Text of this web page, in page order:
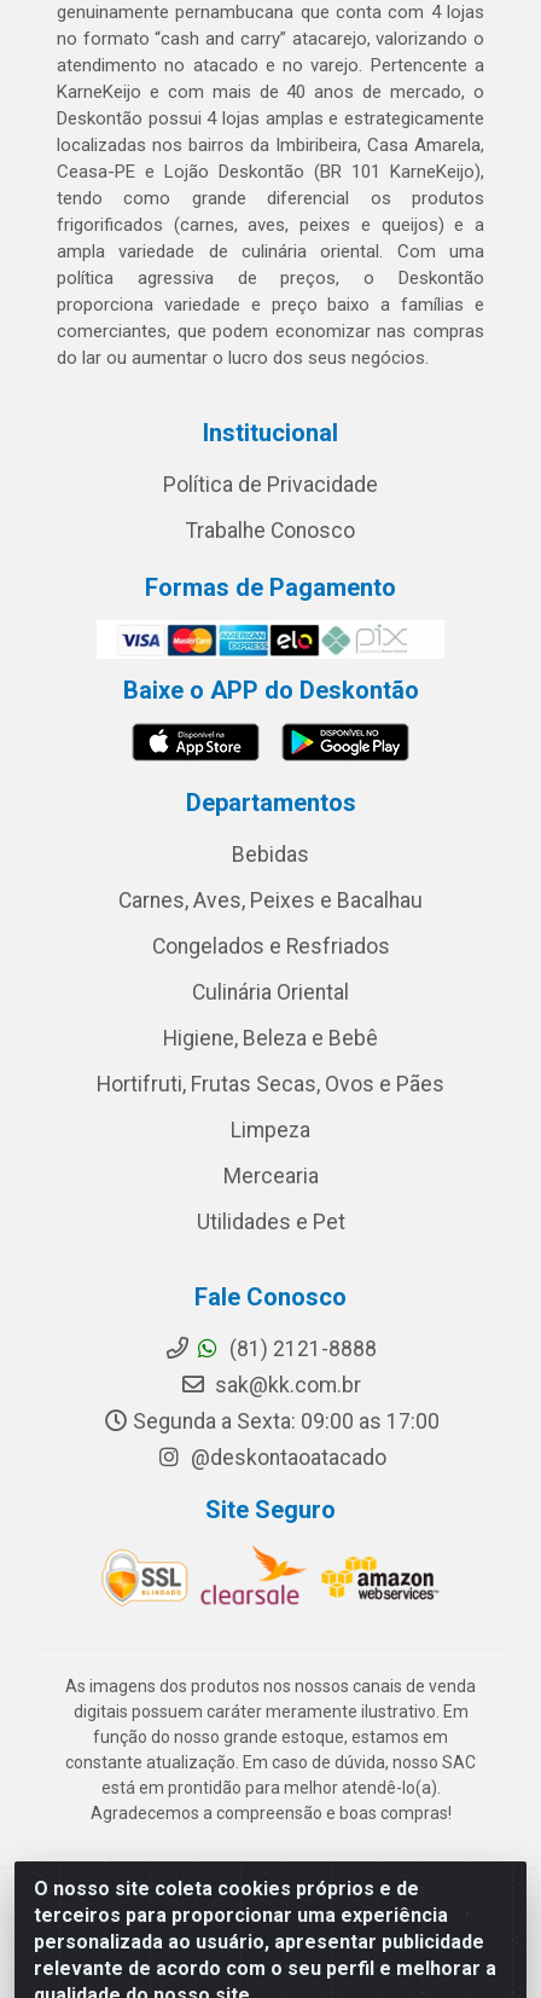
O nosso site coleta cookies próprios e de
terceiros para proporcionar uma experiência
personalizada ao usuário, apresentar publicidade
relevante de acordo com o seu perfil e melhorar a
genuinamente pernambucana que conta com 4 lojas
no formato “cash and carry” atacarejo, valorizando o
atendimento no atacado e no varejo. Pertencente a
KarneKeijo e com mais de 40 anos de mercado, o
Deskontão possui 4 lojas amplas e estrategicamente
localizadas nos bairros da Imbiribeira, Casa Amarela,
Ceasa-PE e Lojão Deskontão (BR 101 KarneKeijo),
tendo como grande diferencial os produtos
frigorificados (carnes, aves, peixes e queijos) e a
ampla variedade de culinária oriental. Com uma
política agressiva de preços, o Deskontão
proporciona variedade e preço baixo a famílias e
comerciantes, que podem economizar nas compras
do lar ou aumentar o lucro dos seus negócios.
Institucional
Política de Privacidade
Trabalhe Conosco
Formas de Pagamento
Baixe o APP do Deskontão
Departamentos
Bebidas
Carnes, Aves, Peixes e Bacalhau
Congelados e Resfriados
Culinária Oriental
Higiene, Beleza e Bebê
Hortifruti, Frutas Secas, Ovos e Pães
Limpeza
Mercearia
Utilidades e Pet
Fale Conosco
(81) 2121-8888
sak@kk.com.br
Segunda a Sexta: 09:00 as 17:00
@deskontaoatacado
Site Seguro
As imagens dos produtos nos nossos canais de venda
digitais possuem caráter meramente ilustrativo. Em
função do nosso grande estoque, estamos em
constante atualização. Em caso de dúvida, nosso SAC
está em prontidão para melhor atendê-lo(a).
Agradecemos a compreensão e boas compras!
Deskontão Atacado - Av. Marechal Mascarenhas de Morais, 2471 -
Imbiribeira - Recife/PE - CEP 51.150-001 - CNPJ 24.150.377/0003-
57